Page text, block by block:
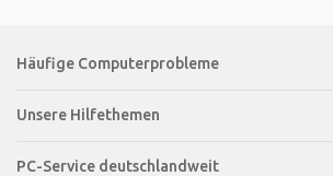
Häufige Computerprobleme
Unsere Hilfethemen
PC-Service deutschlandweit